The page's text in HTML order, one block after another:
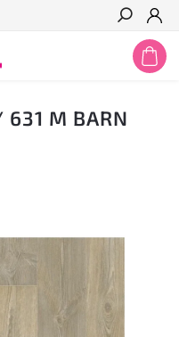
Hledat
631 M BARN